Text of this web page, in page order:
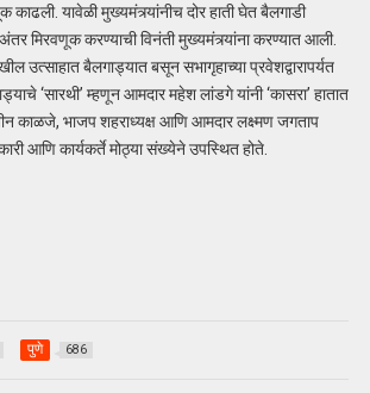
काढली. यावेळी मुख्यमंत्र्यांनीच दोर हाती घेत बैलगाडी
मिरवणूक करण्याची विनंती मुख्यमंत्र्यांना करण्यात आली.
उत्साहात बैलगाड्यात बसून सभागृहाच्या प्रवेशद्वारापर्यत
‘सारथी’ म्हणून आमदार महेश लांडगे यांनी ‘कासरा’ हातात
काळजे, भाजप शहराध्यक्ष आणि आमदार लक्ष्मण जगताप
आणि कार्यकर्ते मोठ्या संख्येने उपस्थित होते.
पुणे 686